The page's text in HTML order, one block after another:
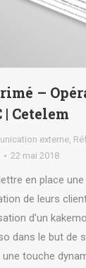
–
| Cetelem
externe,
22 mai 2018
en place
de leurs
d’un
dans le but de
touche